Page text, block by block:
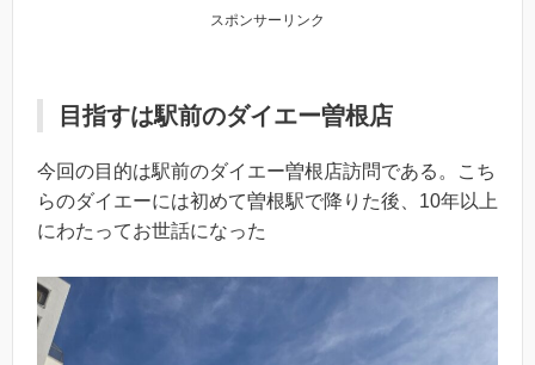
スポンサーリンク
目指すは駅前のダイエー曽根店
今回の目的は駅前のダイエー曽根店訪問である。こち
らのダイエーには初めて曽根駅で降りた後、10年以上
にわたってお世話になった